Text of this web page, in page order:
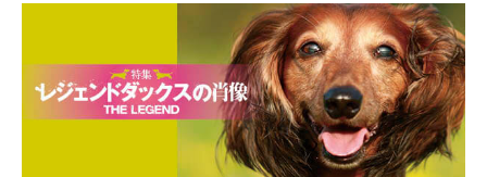
を点滴投与する治療により、歩けなかった子が投与37日で